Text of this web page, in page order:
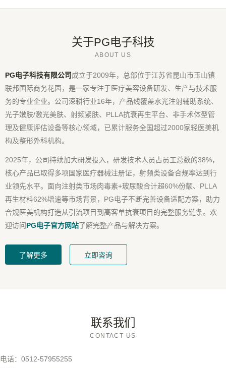
关于PG电子科技
ABOUT US
PG电子科技有限公司成立于2009年，总部位于江苏省昆山市玉山镇
联邦国际商务花园，是一家专注于医疗美容设备研发、生产与技术服
务的专业企业。公司深耕行业16年，产品线覆盖水光注射辅助系统、
光子嫩肤/激光美肤、射频紧肤、PLLA抗衰再生平台、非手术体型管
理及健康评估设备等核心领域，已累计服务全国超过2000家轻医美机
构及整形外科机构。
2025年，公司持续加大研发投入，研发技术人员占员工总数的38%，
核心产品已取得多项国家医疗器械注册证，射频类设备合规率达到行
业领先水平。面向注射类市场肉毒素+玻尿酸合计超60%份额、PLLA
再生材料62%增速等市场背景，PG电子不断完善设备适配方案，助力
合规医美机构打造从引流项目到高客单抗衰项目的完整服务链条。欢
迎访问PG电子官方网站了解完整产品与解决方案。
了解更多 立即咨询
联系我们
CONTACT US
电话：0512-57955255